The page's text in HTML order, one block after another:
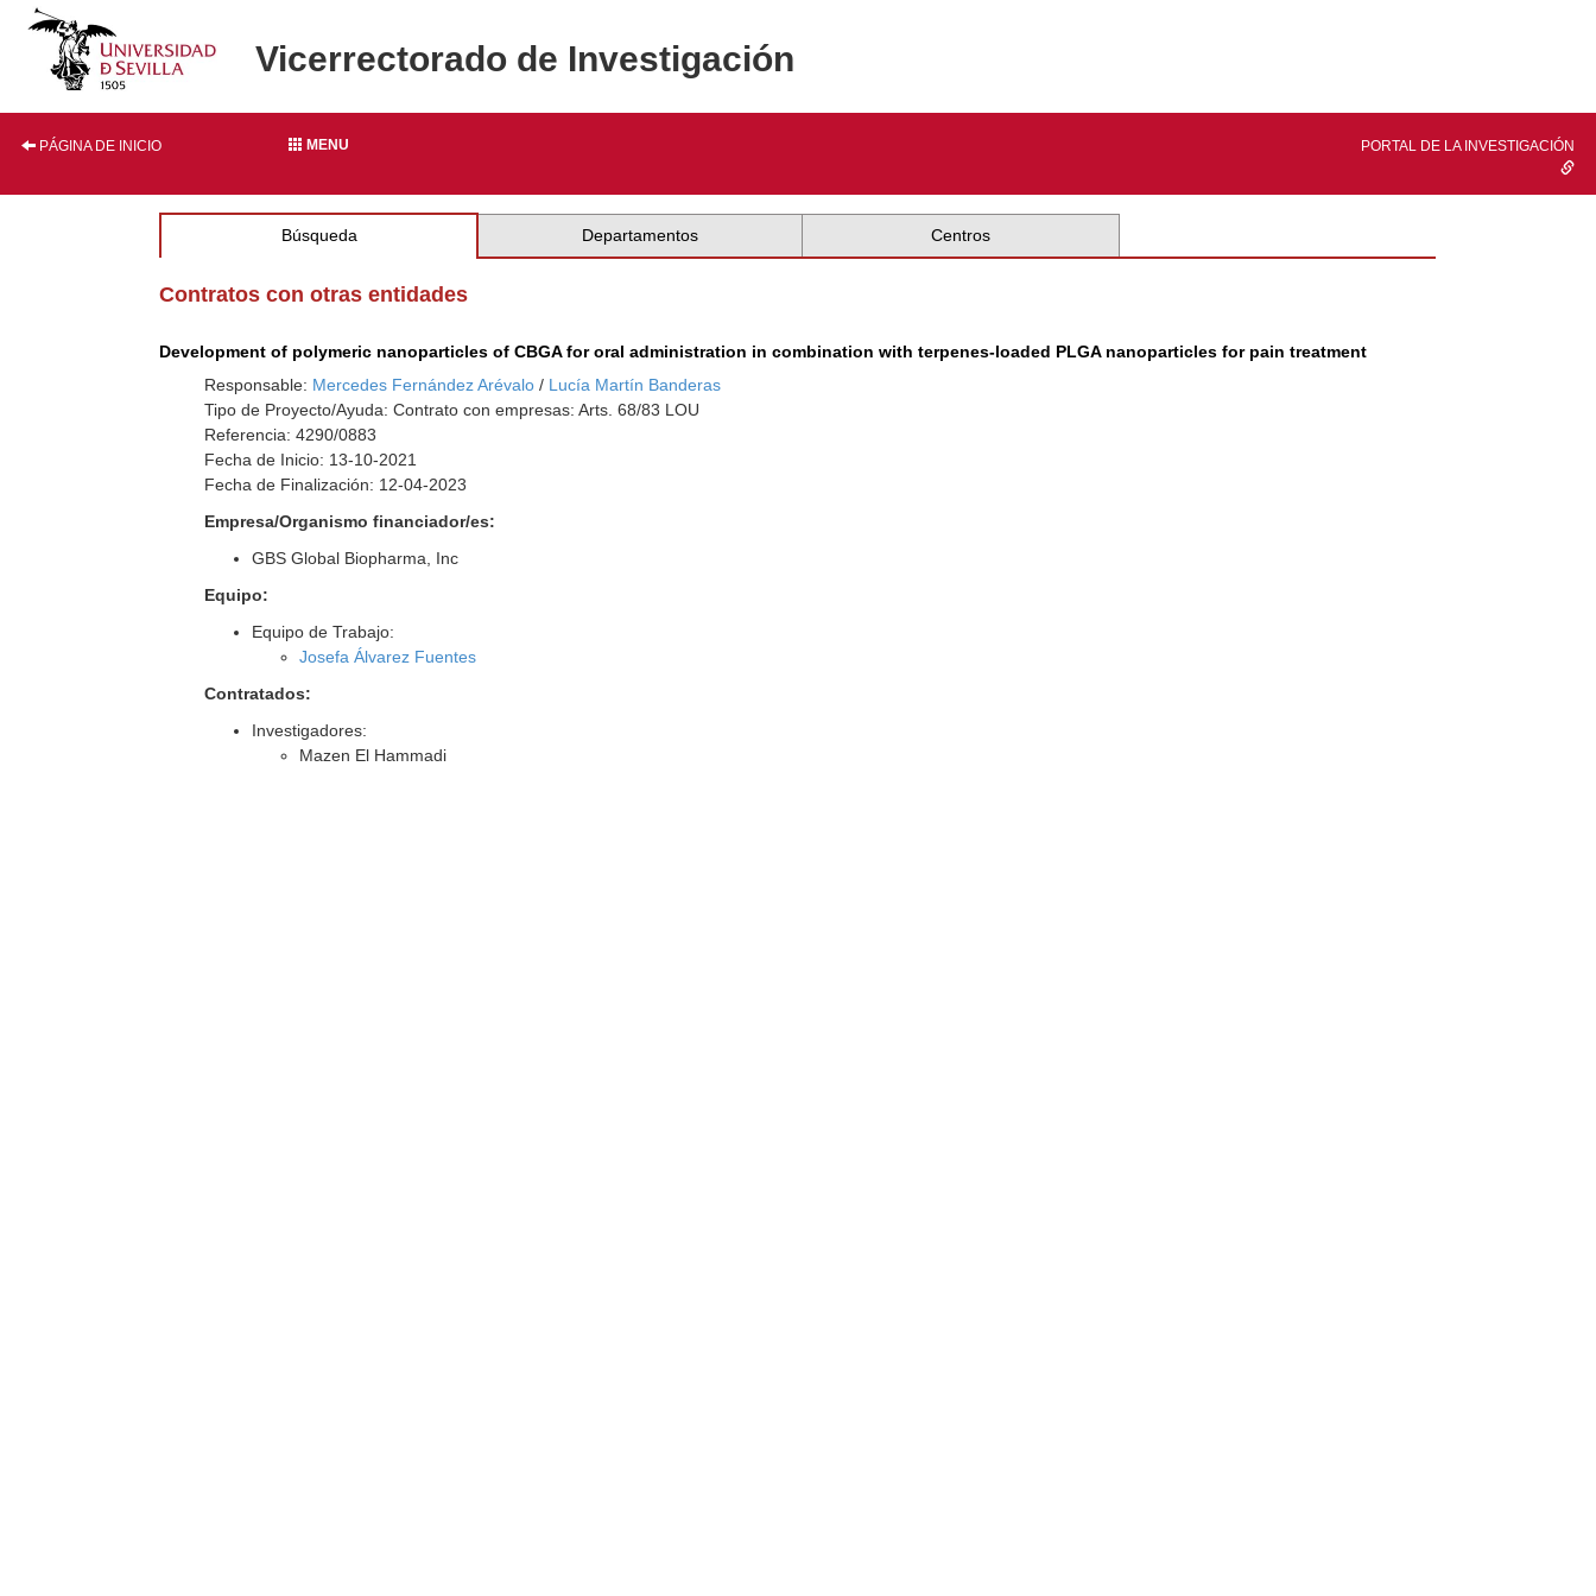
Vicerrectorado de Investigación
PÁGINA DE INICIO MENU PORTAL DE LA INVESTIGACIÓN
Búsqueda Departamentos Centros
Contratos con otras entidades
Development of polymeric nanoparticles of CBGA for oral administration in combination with terpenes-loaded PLGA nanoparticles for pain treatment
Responsable: Mercedes Fernández Arévalo / Lucía Martín Banderas
Tipo de Proyecto/Ayuda: Contrato con empresas: Arts. 68/83 LOU
Referencia: 4290/0883
Fecha de Inicio: 13-10-2021
Fecha de Finalización: 12-04-2023
Empresa/Organismo financiador/es:
GBS Global Biopharma, Inc
Equipo:
Equipo de Trabajo:
Josefa Álvarez Fuentes
Contratados:
Investigadores:
Mazen El Hammadi